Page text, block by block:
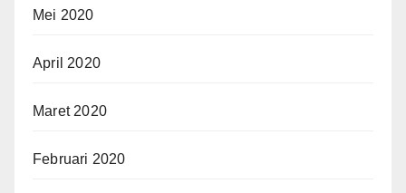
Mei 2020
April 2020
Maret 2020
Februari 2020